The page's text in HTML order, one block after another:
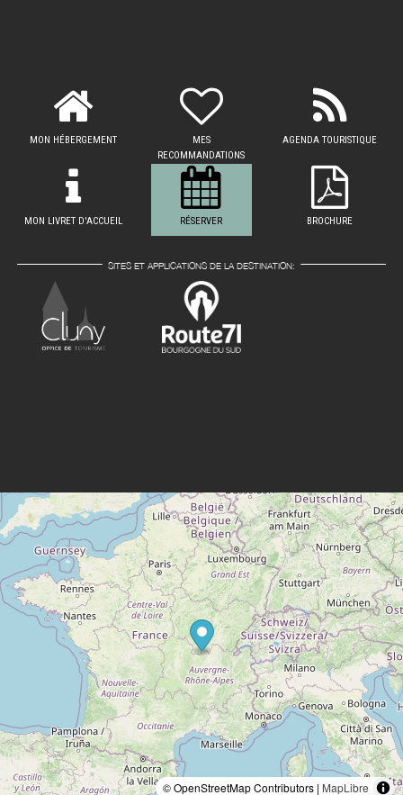
MON HÉBERGEMENT
MES
RECOMMANDATIONS
AGENDA TOURISTIQUE
MON LIVRET D'ACCUEIL RÉSERVER BROCHURE
SITES ET APPLICATIONS DE LA DESTINATION:
© OpenStreetMap Contributors | MapLibre